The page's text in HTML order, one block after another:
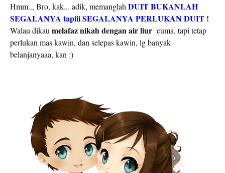
Hmm.., Bro, kak... adik, memanglah DUIT BUKANLAH
SEGALANYA tapiii SEGALANYA PERLUKAN DUIT !
Walau dikau melafaz nikah dengan air liur cuma, tapi tetap
perlukan mas kawin, dan selepas kawin, lg banyak
belanjanyaaa, kan :)